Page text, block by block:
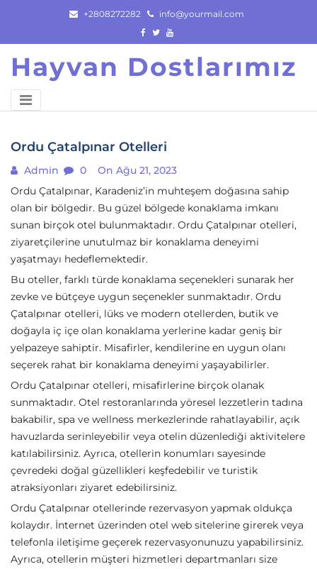
content
+2808272282 info@yourmail.com
Hayvan Dostlarımız
Ordu Çatalpınar Otelleri
Admin 0
On Ağu 21, 2023
Ordu Çatalpınar, Karadeniz’in muhteşem doğasına sahip
olan bir bölgedir. Bu güzel bölgede konaklama imkanı
sunan birçok otel bulunmaktadır. Ordu Çatalpınar otelleri,
ziyaretçilerine unutulmaz bir konaklama deneyimi
yaşatmayı hedeflemektedir.
Bu oteller, farklı türde konaklama seçenekleri sunarak her
zevke ve bütçeye uygun seçenekler sunmaktadır. Ordu
Çatalpınar otelleri, lüks ve modern otellerden, butik ve
doğayla iç içe olan konaklama yerlerine kadar geniş bir
yelpazeye sahiptir. Misafirler, kendilerine en uygun olanı
seçerek rahat bir konaklama deneyimi yaşayabilirler.
Ordu Çatalpınar otelleri, misafirlerine birçok olanak
sunmaktadır. Otel restoranlarında yöresel lezzetlerin tadına
bakabilir, spa ve wellness merkezlerinde rahatlayabilir, açık
havuzlarda serinleyebilir veya otelin düzenlediği aktivitelere
katılabilirsiniz. Ayrıca, otellerin konumları sayesinde
çevredeki doğal güzellikleri keşfedebilir ve turistik
atraksiyonları ziyaret edebilirsiniz.
Ordu Çatalpınar otellerinde rezervasyon yapmak oldukça
kolaydır. İnternet üzerinden otel web sitelerine girerek veya
telefonla iletişime geçerek rezervasyonunuzu yapabilirsiniz.
Ayrıca, otellerin müşteri hizmetleri departmanları size